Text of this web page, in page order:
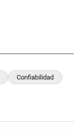
Confiabilidad